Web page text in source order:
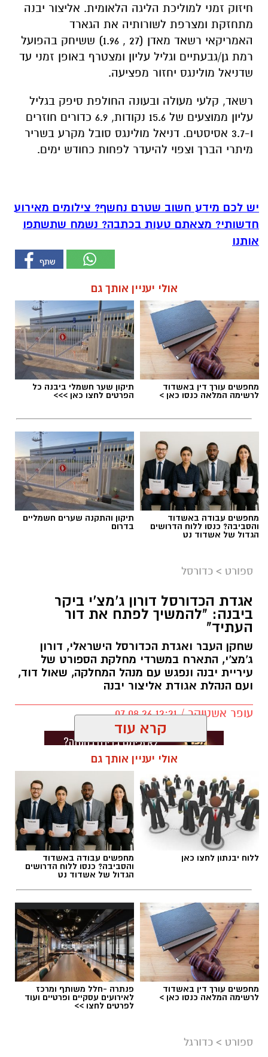
חיזוק זמני למוליכת הליגה הלאומית. אליצור יבנה
מתחזקת ומצרפת לשורותיה את הגארד
האמריקאי
רשאד מאדן (27 , 1.96) ששיחק בהפועל
רמת גן/גבעתיים וגליל עליון ומצטרף באופן זמני עד
שדניאל מולינגס יחזור מפציעה.
רשאד, קלעי מעולה ובעונה החולפת סיפק בגליל
עליון ממוצעים של 15.6 נקודות, 6.9 כדורים חוזרים
ו-3.7 אסיסטים. דניאל מולינגס סובל מקרע בשריר
מיתרי הברך וצפוי להיעדר לפחות כחודש ימים.
יש לכם מידע חשוב שטרם נחשף? צילומים מאירוע
חדשותי? מצאתם טעות בכתבה? נשמח שתשתפו
אותנו
אולי יעניין אותך גם
מחפשים עורך דין באשדוד
לרשימה המלאה כנסו כאן >
תיקון שער חשמלי ביבנה כל
הפרטים לחצו כאן >>>
מחפשים עבודה באשדוד
והסביבה? כנסו ללוח הדרושים
הגדול של אשדוד נט
תיקון והתקנה שערים חשמליים
בדרום
ספורט > כדורסל
אגדת הכדורסל דורון ג'מצ'י ביקר
ביבנה: "להמשיך לפתח את דור
העתיד"
שחקן העבר ואגדת הכדורסל הישראלי, דורון
ג'מצ'י, התארח במשרדי מחלקת הספורט של
עיריית יבנה ונפגש עם מנהל המחלקה, שאול דוד,
ועם הנהלת אגודת אליצור יבנה
עופר אשטוקר / 12:21 07.08.26
תגים:אליצור יבנה, דורון ג'מצ'י ביבנה
קרא עוד
אולי יעניין אותך גם
ללוח יבנתון לחצו כאן מחפשים עבודה באשדוד
והסביבה? כנסו ללוח הדרושים
הגדול של אשדוד נט
מחפשים עורך דין באשדוד
לרשימה המלאה כנסו כאן >
פנתרה -חלל משותף ומרכז
לאירועים עסקיים ופרטיים ועוד
לפרטים לחצו >>
ספורט > כדורגל